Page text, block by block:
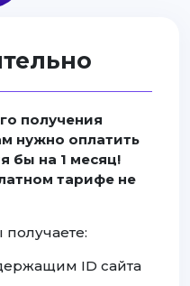
получения
нужно оплатить
бы на 1 месяц!
тарифе не
получаете:
ID сайта